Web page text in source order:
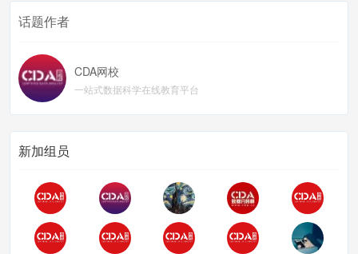
话题作者
CDA网校
一站式数据科学在线教育平台
新加组员